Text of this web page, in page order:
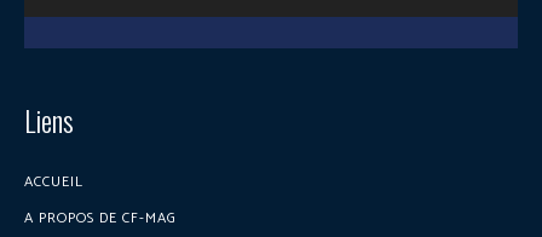
Liens
ACCUEIL
A PROPOS DE CF-MAG